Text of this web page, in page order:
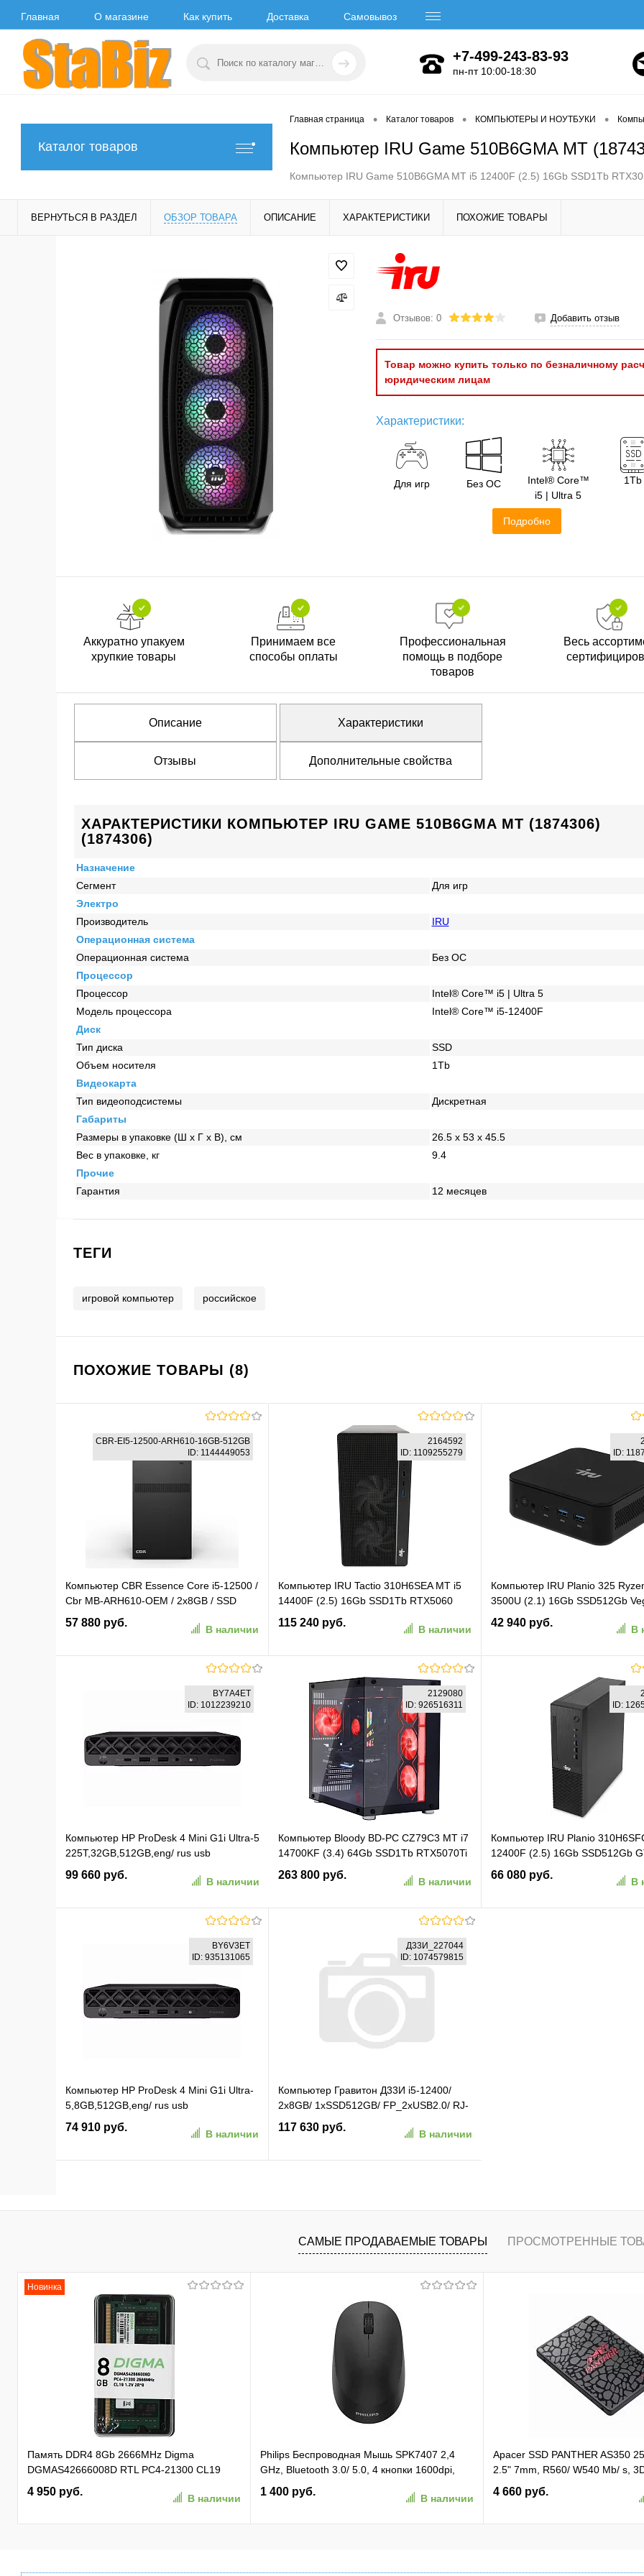
Главная О магазине Как купить Доставка Самовывоз
+7-499-243-83-93
пн-пт 10:00-18:30
Каталог товаров
Главная страница • Каталог товаров • КОМПЬЮТЕРЫ И НОУТБУКИ •
Компьютер IRU Game 510B6GMA MT
Компьютер IRU Game 510B6GMA MT i5 12400F (2.5) 16Gb SSD1Tb
ВЕРНУТЬСЯ В РАЗДЕЛ ОБЗОР ТОВАРА ОПИСАНИЕ ХАРАКТЕРИСТИКИ ПОХОЖИЕ ТОВАРЫ
Отзывов: 0 Добавить отзыв
Товар можно купить только по безналичному
юридическим лицам
Характеристики:
Для игр Без ОС
Intel® Core™
i5 | Ultra 5
1Tb
Подробно
Аккуратно упакуем
хрупкие товары
Принимаем все
способы оплаты
Профессиональная
помощь в подборе
товаров
Весь
Описание Характеристики
Отзывы Дополнительные свойства
ХАРАКТЕРИСТИКИ КОМПЬЮТЕР IRU GAME 510B6GMA MT (1874306)
(1874306)
Назначение
Сегмент
Для игр
Электро
Производитель
IRU
Операционная система
Операционная система
Без ОС
Процессор
Процессор
Intel® Core™ i5 | Ultra 5
Модель процессора
Intel® Core™ i5-12400F
Диск
Тип диска
SSD
Объем носителя
1Tb
Видеокарта
Тип видеоподсистемы
Дискретная
Габариты
Размеры в упаковке (Ш x Г x В), см
26.5 x 53 x 45.5
Вес в упаковке, кг
9.4
Прочие
Гарантия
12 месяцев
ТЕГИ
игровой компьютер российское
ПОХОЖИЕ ТОВАРЫ (8)
CBR-EI5-12500-ARH610-16GB-512GB
ID: 1144449053
Компьютер CBR Essence Core i5-12500 /
Cbr MB-ARH610-OEM / 2x8GB / SSD
512GB / 11 Pro (CBR-EI5-12500-ARH610-
16GB-512GB)
57 880 руб.
В наличии
В избранное К сравнению
2164592
ID: 1109255279
Компьютер IRU Tactio 310H6SEA MT i5
14400F (2.5) 16Gb SSD1Tb RTX5060
8Gb без ОС GbitEth 500W черный (RUS)
(2164592)
115 240 руб.
В наличии
В корзину
В избранное К сравнению
ID:
Компьютер IRU Planio 325
3500U (2.1) 16Gb SSD512Gb
ОС GbitEth WiFi BT 65W
(2180270)
42 940 руб.
В
В корзину
В избранное К
BY7A4ET
ID: 1012239210
Компьютер HP ProDesk 4 Mini G1i Ultra-5
225T,32GB,512GB,eng/ rus usb
kbd,mouse,WiFi,BT,DOS,1Wty (BY7A4ET)
99 660 руб.
В наличии
В избранное К сравнению
2129080
ID: 926516311
Компьютер Bloody BD-PC CZ79C3 MT i7
14700KF (3.4) 64Gb SSD1Tb RTX5070Ti
16Gb Windows 11 Home 64 2.5xGbitEth
WiFi BT 850W черный (RUS) (2129080)
263 800 руб.
В наличии
В корзину
В избранное К сравнению
ID:
Компьютер IRU Planio
12400F (2.5) 16Gb SSD512Gb
2Gb Windows 11 Pro GbitEth
черный (2153504)
66 080 руб.
В
BY6V3ET
ID: 935131065
Компьютер HP ProDesk 4 Mini G1i Ultra-
5,8GB,512GB,eng/ rus usb
kbd,mouse,WiFi,BT,DOS,1Wty (BY6V3ET)
74 910 руб.
В наличии
Д33И_227044
ID: 1074579815
Компьютер Гравитон Д33И i5-12400/
2x8GB/ 1xSSD512GB/ FP_2xUSB2.0/ RJ-
45POE/ 250W/ K+M/ NoOS/ 3YST
(Д33И_227044)
117 630 руб.
В наличии
В избранное К сравнению
САМЫЕ ПРОДАВАЕМЫЕ ТОВАРЫ ПРОСМОТРЕННЫЕ
Новинка
Память DDR4 8Gb 2666MHz Digma
DGMAS42666008D RTL PC4-21300 CL19
SO-DIMM 260-pin 1.2В dual rank Ret
4 950 руб.
В наличии
Philips Беспроводная Мышь SPK7407 2,4
GHz, Bluetooth 3.0/ 5.0, 4 кнопки 1600dpi,
бесшумная Чёрный (SPK7407B/ 01)
(SPK7407B/01)
1 400 руб.
В наличии
Apacer SSD PANTHER AS350
2.5" 7mm, R560/ W540 Mb/ s,
81K/ 74K, MTBF 1,5M, 180TBW,
(AP256GAS350-1)
4 660 руб.